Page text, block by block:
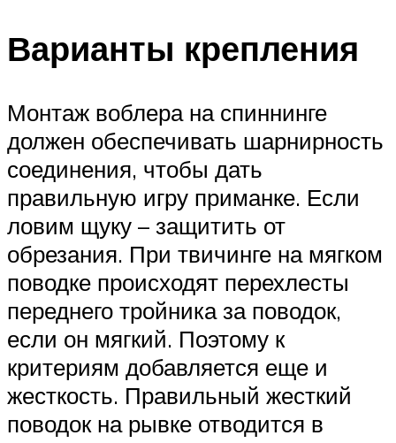
Варианты крепления
Монтаж воблера на спиннинге
должен обеспечивать шарнирность
соединения, чтобы дать
правильную игру приманке. Если
ловим щуку – защитить от
обрезания. При твичинге на мягком
поводке происходят перехлесты
переднего тройника за поводок,
если он мягкий. Поэтому к
критериям добавляется еще и
жесткость. Правильный жесткий
поводок на рывке отводится в